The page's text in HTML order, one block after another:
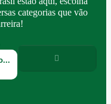
categorias que vão